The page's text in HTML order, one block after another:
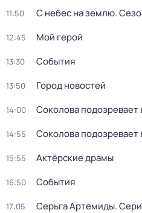
11:50 С небес на землю.
12:45 Мой герой
13:30 События
13:50 Город новостей
14:00 Соколова подозревает
14:55 Соколова подозревает
15:55 Актёрские драмы
16:50 События
17:05 Серьга Артемиды.